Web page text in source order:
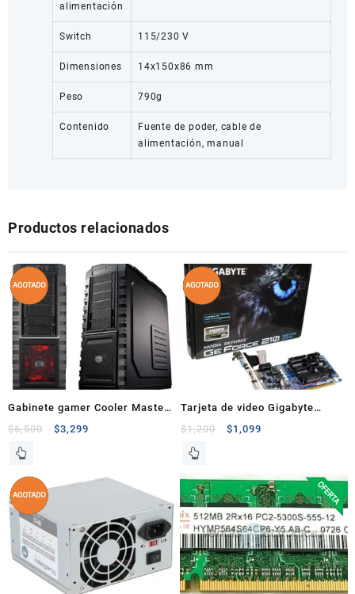
alimentación
Switch 115/230 V
Dimensiones 14x150x86 mm
Peso 790g
Contenido
Fuente de poder, cable de
alimentación, manual
Productos relacionados
Gabinete gamer Cooler Master
HAF-X 942 S/Fuente
$6,500 $3,299
Tarjeta de video Gigabyte
Nvidia GeForce 210
$1,200 $1,099